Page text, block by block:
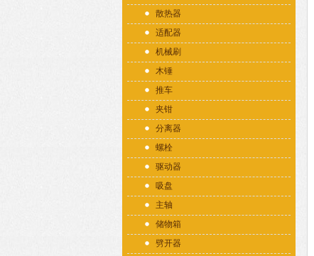
散热器
适配器
机械刷
木锤
推车
夹钳
分离器
螺栓
驱动器
吸盘
主轴
储物箱
劈开器